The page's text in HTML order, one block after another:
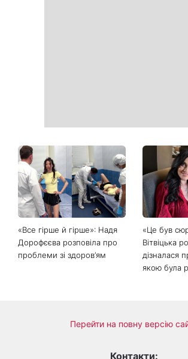
«Все гірше й гірше»: Надя
Дорофєєва розповіла про
проблеми зі здоров’ям
«Це був
Вітвіцька
дізналася
якою була
Перейти на повну версію
Контакти: